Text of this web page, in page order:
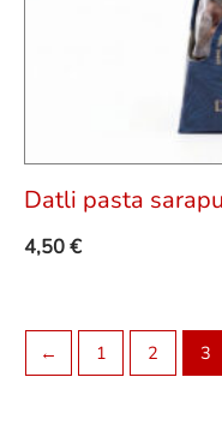
Datli pasta
4,50€
← 1 2 3